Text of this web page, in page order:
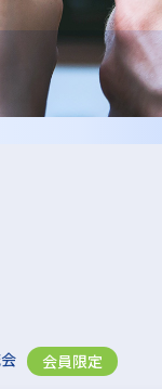
会員限定